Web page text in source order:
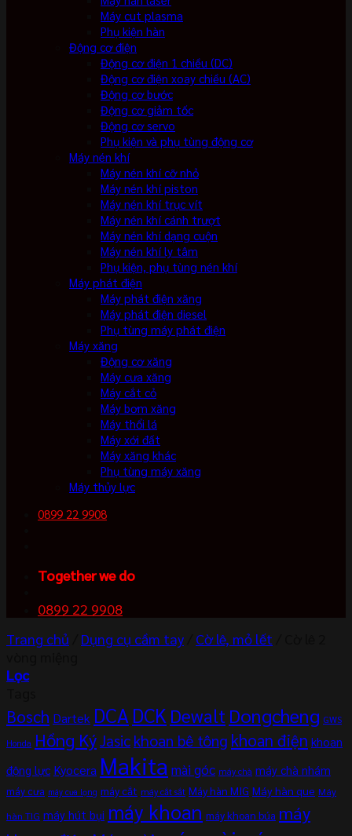
Máy cut plasma
Phụ kiện hàn
Động cơ điện
Động cơ điện 1 chiều (DC)
Động cơ điện xoay chiều (AC)
Động cơ bước
Động cơ giảm tốc
Động cơ servo
Phụ kiện và phụ tùng động cơ
Máy nén khí
Máy nén khí cỡ nhỏ
Máy nén khí piston
Máy nén khí trục vít
Máy nén khí cánh trượt
Máy nén khí dạng cuộn
Máy nén khí ly tâm
Phụ kiện, phụ tùng nén khí
Máy phát điện
Máy phát điện xăng
Máy phát điện diesel
Phụ tùng máy phát điện
Máy xăng
Động cơ xăng
Máy cưa xăng
Máy cắt cỏ
Máy bơm xăng
Máy thổi lá
Máy xới đất
Máy xăng khác
Phụ tùng máy xăng
Máy thủy lực
0899 22 9908
Together we do
0899 22 9908
Trang chủ
Dụng cụ cầm tay Cờ lê, mỏ lết
Lọc
Bosch Dartek DCA DCK Dewalt Dongcheng GWS
Honda Hồng Ký Jasic khoan bê tông khoan điện khoan
động lực Kyocera Makita mài góc máy chà máy chà nhám
máy cưa máy cưa lọng máy cắt máy cắt sắt Máy hàn MIG Máy hàn que Máy
hàn TIG máy hút bụi máy khoan máy khoan búa máy